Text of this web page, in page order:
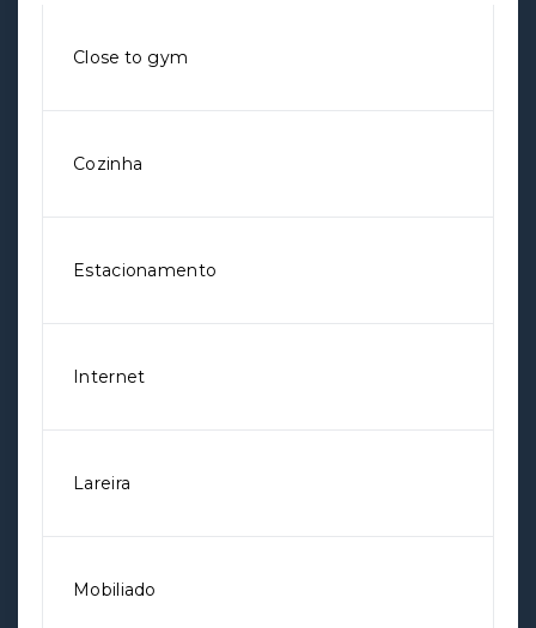
Close to gym
Cozinha
Estacionamento
Internet
Lareira
Mobiliado